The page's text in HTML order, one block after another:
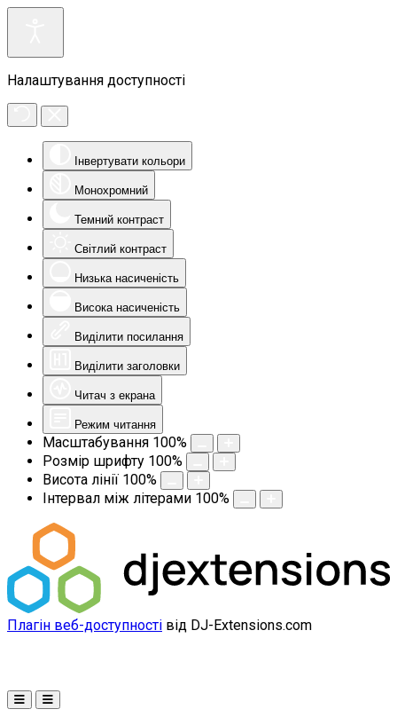
Налаштування доступності
Інвертувати кольори
Монохромний
Темний контраст
Світлий контраст
Низька насиченість
Висока насиченість
Виділити посилання
Виділити заголовки
Читач з екрана
Режим читання
Масштабування 100%
Розмір шрифту 100%
Висота лінії 100%
Інтервал між літерами 100%
Плагін веб-доступності від DJ-Extensions.com